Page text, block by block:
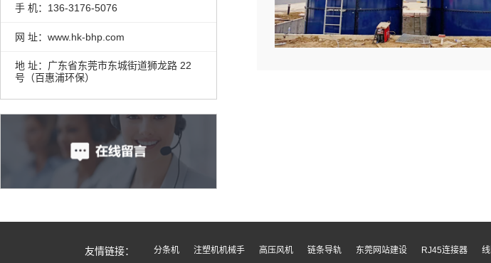
手 机：136-3176-5076
网 址：www.hk-bhp.com
地 址：广东省东莞市东城街道狮龙路 22
号（百惠浦环保）
友情链接： 分条机 注塑机机械手 高压风机 链条导轨 东莞网站建设 RJ45连接器